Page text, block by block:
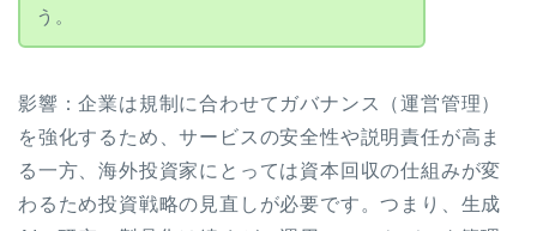
う。
影響：企業は規制に合わせてガバナンス（運営管理）
を強化するため、サービスの安全性や説明責任が高ま
る一方、海外投資家にとっては資本回収の仕組みが変
わるため投資戦略の見直しが必要です。つまり、生成